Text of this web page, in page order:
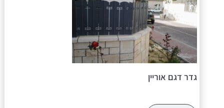
גדר דגם אוריין